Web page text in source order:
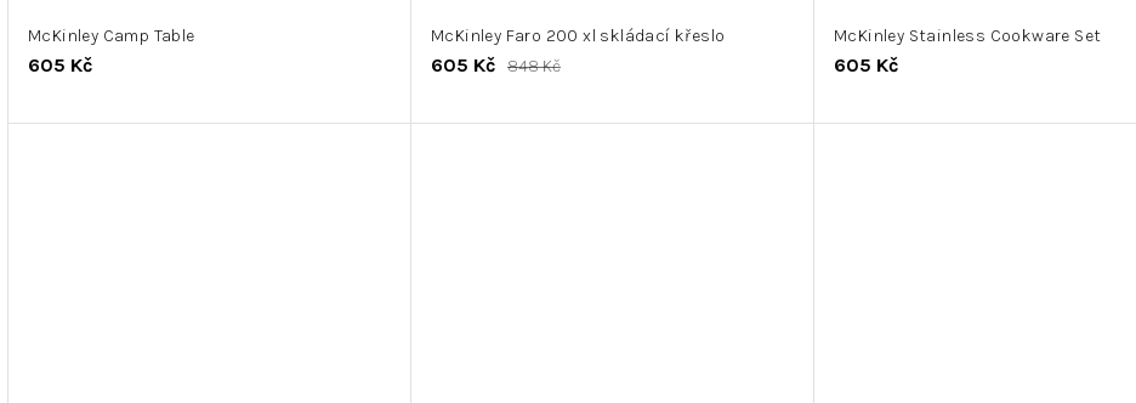
McKinley Camp Table
605 Kč
McKinley Faro 200 xl skládací křeslo
605 Kč 848 Kč
McKinley Stainless Cookware Set
605 Kč